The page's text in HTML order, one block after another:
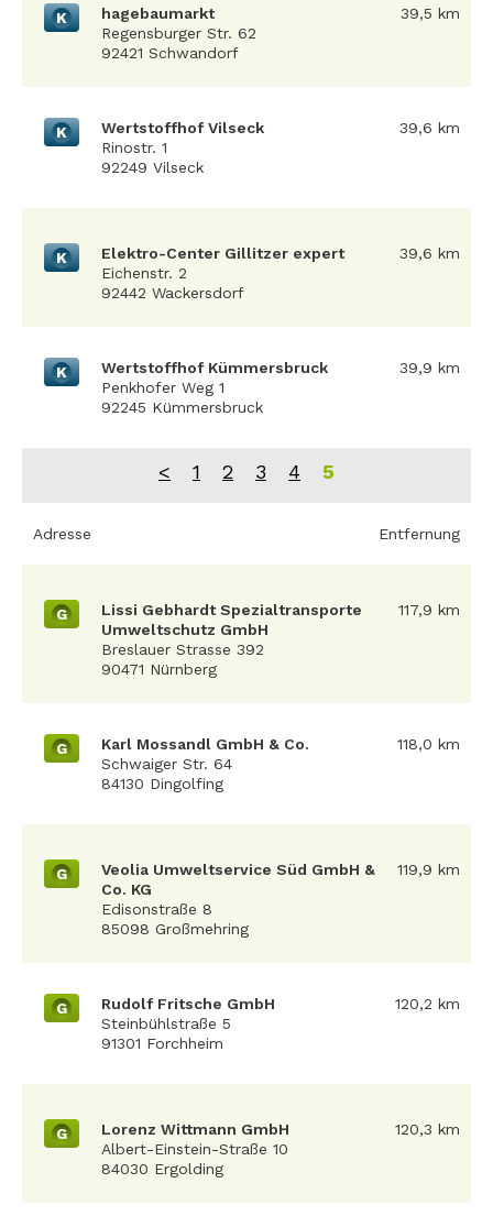
K
hagebaumarkt
Regensburger Str. 62
92421 Schwandorf
39,5 km
K
Wertstoffhof Vilseck
Rinostr. 1
92249 Vilseck
39,6 km
K
Elektro-Center Gillitzer expert
Eichenstr. 2
92442 Wackersdorf
39,6 km
K
Wertstoffhof Kümmersbruck
Penkhofer Weg 1
92245 Kümmersbruck
39,9 km
< 1 2 3 4 5
Adresse Entfernung
G
Lissi Gebhardt Spezialtransporte
Umweltschutz GmbH
Breslauer Strasse 392
90471 Nürnberg
117,9 km
G
Karl Mossandl GmbH & Co.
Schwaiger Str. 64
84130 Dingolfing
118,0 km
G
Veolia Umweltservice Süd GmbH &
Co. KG
Edisonstraße 8
85098 Großmehring
119,9 km
G
Rudolf Fritsche GmbH
Steinbühlstraße 5
91301 Forchheim
120,2 km
G
Lorenz Wittmann GmbH
Albert-Einstein-Straße 10
84030 Ergolding
120,3 km